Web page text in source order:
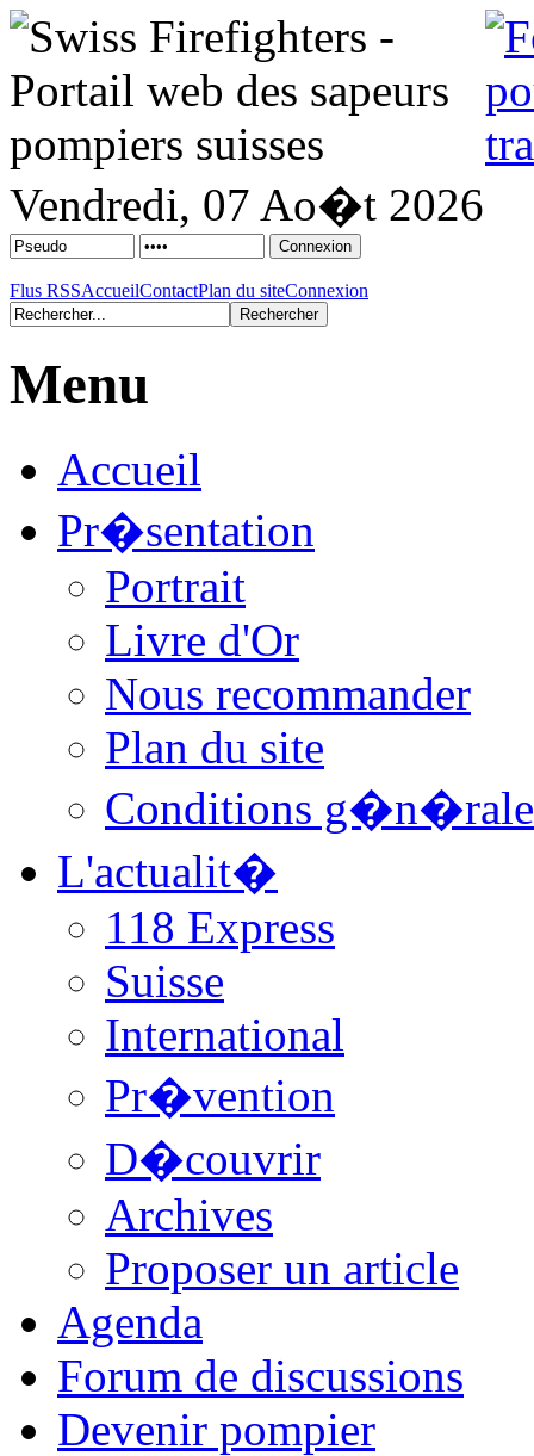
Vendredi, 07 Ao�t 2026
Flus RSSAccueilContactPlan du siteConnexion
Menu
Accueil
Pr�sentation
Portrait
Livre d'Or
Nous recommander
Plan du site
Conditions
L'actualit�
118 Express
Suisse
International
Pr�vention
D�couvrir
Archives
Proposer un article
Agenda
Forum de discussions
Devenir pompier